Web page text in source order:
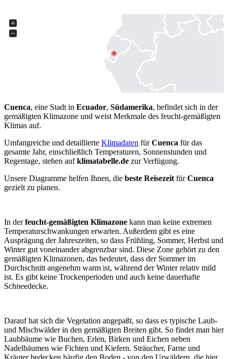
+
−
Cuenca, eine Stadt in Ecuador, Südamerika, befindet sich in der
gemäßigten Klimazone und weist Merkmale des feucht-gemäßigten
Klimas auf.
Umfangreiche und detaillierte Klimadaten fürCuenca für das
gesamte Jahr, einschließlich Temperaturen, Sonnenstunden und
Regentage, stehen aufklimatabelle.de zur Verfügung.
Unsere Diagramme helfen Ihnen, die beste Reisezeit fürCuenca
gezielt zu planen.
In derfeucht-gemäßigten Klimazone kann man keine extremen
Temperaturschwankungen erwarten. Außerdem gibt es eine
Ausprägung der Jahreszeiten, so dass Frühling, Sommer, Herbst und
Winter gut voneinander abgrenzbar sind. Diese Zone gehört zu den
gemäßigten Klimazonen, das bedeutet, dass der Sommer im
Durchschnitt angenehm warm ist, während der Winter relativ mild
ist. Es gibt keine Trockenperioden und auch keine dauerhafte
Schneedecke.
Darauf hat sich die Vegetation angepaßt, so dass es typische Laub-
und Mischwälder in den gemäßigten Breiten gibt. So findet man hier
Laubbäume wie Buchen, Erlen, Birken und Eichen neben
Nadelbäumen wie Fichten und Kiefern. Sträucher, Farne und
Kräuter bedecken häufig den Boden - von den Urwäldern, die hier